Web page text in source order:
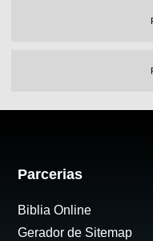
Parcerias
Biblia Online
Gerador de Sitemap